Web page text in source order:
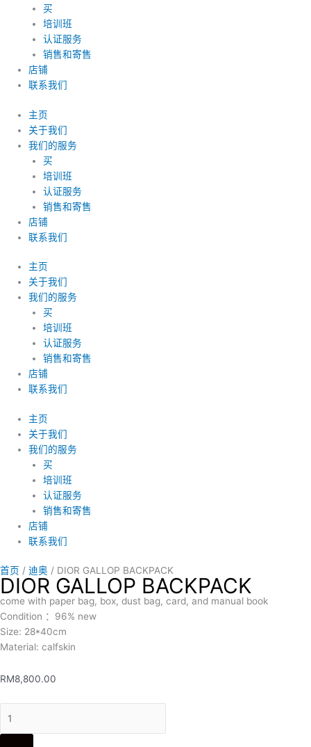
买
培训班
认证服务
销售和寄售
店铺
联系我们
主页
关于我们
我们的服务
买
培训班
认证服务
销售和寄售
店铺
联系我们
主页
关于我们
我们的服务
买
培训班
认证服务
销售和寄售
店铺
联系我们
主页
关于我们
我们的服务
买
培训班
认证服务
销售和寄售
店铺
联系我们
首页 / 迪奥 / DIOR GALLOP BACKPACK
DIOR GALLOP BACKPACK
come with paper bag, box, dust bag, card, and manual book
Condition ：96% new
Size: 28*40cm
Material: calfskin
RM8,800.00